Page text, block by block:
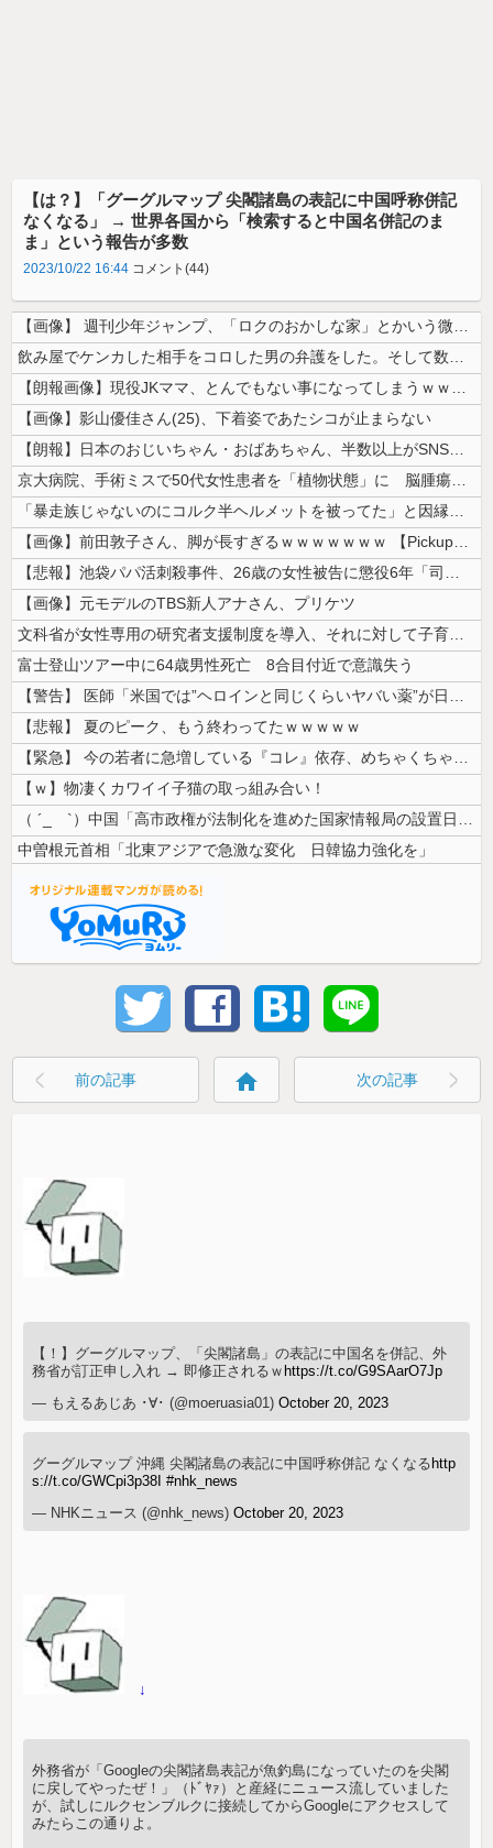
【は？】「グーグルマップ 尖閣諸島の表記に中国呼称併記
なくなる」 → 世界各国から「検索すると中国名併記のま
ま」という報告が多数
2023/10/22 16:44 コメント(44)
【画像】 週刊少年ジャンプ、「ロクのおかしな家」とかいう微妙な漫画を巻...
飲み屋でケンカした相手をコロした男の弁護をした。そして数年後、因果応報...
【朗報画像】現役JKママ、とんでもない事になってしまうｗｗｗｗｗｗｗｗ...
【画像】影山優佳さん(25)、下着姿であたシコが止まらない
【朗報】日本のおじいちゃん・おばあちゃん、半数以上がSNSを使いこなし...
京大病院、手術ミスで50代女性患者を「植物状態」に 脳腫瘍摘出手術で腫...
「暴走族じゃないのにコルク半ヘルメットを被ってた」と因縁つけて暴行 少...
【画像】前田敦子さん、脚が長すぎるｗｗｗｗｗｗｗ 【Pickup070...
【悲報】池袋パパ活刺殺事件、26歳の女性被告に懲役6年「司法の女割」批...
【画像】元モデルのTBS新人アナさん、プリケツ
文科省が女性専用の研究者支援制度を導入、それに対して子育て負担に苦しむ...
富士登山ツアー中に64歳男性死亡 8合目付近で意識失う
【警告】 医師「米国では”ヘロインと同じくらいヤバい薬”が日本では平気...
【悲報】 夏のピーク、もう終わってたｗｗｗｗｗ
【緊急】 今の若者に急増している『コレ』依存、めちゃくちゃ深刻な模様w...
【ｗ】物凄くカワイイ子猫の取っ組み合い！
（ ´_ゝ`）中国「高市政権が法制化を進めた国家情報局の設置日が7月3...
中曽根元首相「北東アジアで急激な変化 日韓協力強化を」
前の記事 home 次の記事
【！】グーグルマップ、「尖閣諸島」の表記に中国名を併記、外
務省が訂正申し入れ → 即修正されるｗ https://t.co/G9SAarO7Jp
— もえるあじあ ･∀･ (@moeruasia01)October 20, 2023
グーグルマップ 沖縄 尖閣諸島の表記に中国呼称併記 なくなる http
s://t.co/GWCpi3p38I #nhk_news
— NHKニュース (@nhk_news)October 20, 2023
↓
外務省が「Googleの尖閣諸島表記が魚釣島になっていたのを尖閣
に戻してやったぜ！」（ﾄﾞﾔｧ）と産経にニュース流していました
が、試しにルクセンブルクに接続してからGoogleにアクセスして
みたらこの通りよ。